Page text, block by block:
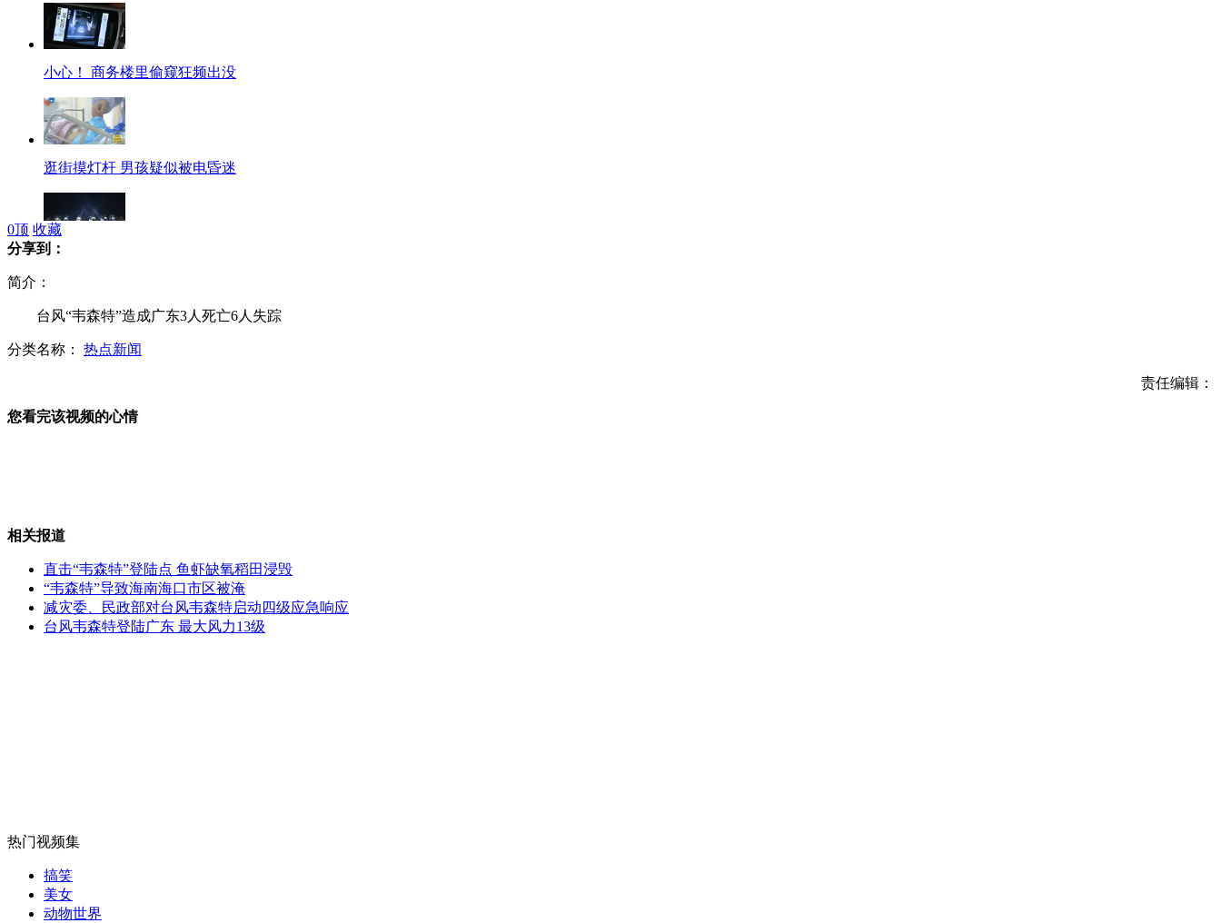
小心！ 商务楼里偷窥狂频出没
逛街摸灯杆 男孩疑似被电昏迷
实拍“最牛”房车惊现街头
女孩北京地铁殴打老人 痛下狠手拳打脚踢
0顶 收藏
分享到：
简介：
台风“韦森特”造成广东3人死亡6人失踪
分类名称： 热点新闻
责任编辑：
您看完该视频的心情
相关报道
直击“韦森特”登陆点 鱼虾缺氧稻田浸毁
“韦森特”导致海南海口市区被淹
减灾委、民政部对台风韦森特启动四级应急响应
台风韦森特登陆广东 最大风力13级
热门视频集
搞笑
美女
动物世界